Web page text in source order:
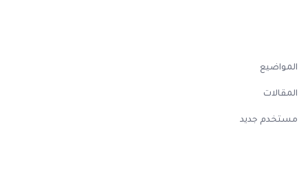
المواضيع
المقالات
مستخدم جديد